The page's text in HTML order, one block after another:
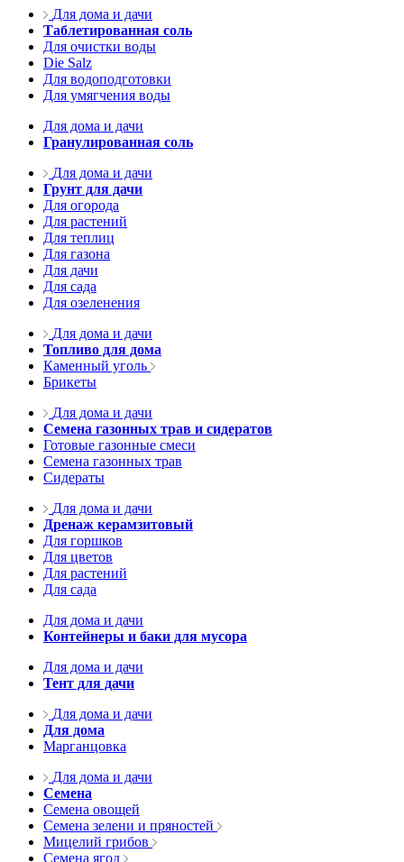
Для дома и дачи
Таблетированная соль
Для очистки воды
Die Salz
Для водоподготовки
Для умягчения воды
Для дома и дачи
Гранулированная соль
Для дома и дачи
Грунт для дачи
Для огорода
Для растений
Для теплиц
Для газона
Для дачи
Для сада
Для озеленения
Для дома и дачи
Топливо для дома
Каменный уголь
Брикеты
Для дома и дачи
Семена газонных трав и сидератов
Готовые газонные смеси
Семена газонных трав
Сидераты
Для дома и дачи
Дренаж керамзитовый
Для горшков
Для цветов
Для растений
Для сада
Для дома и дачи
Контейнеры и баки для мусора
Для дома и дачи
Тент для дачи
Для дома и дачи
Для дома
Марганцовка
Для дома и дачи
Семена
Семена овощей
Семена зелени и пряностей
Мицелий грибов
Семена ягод